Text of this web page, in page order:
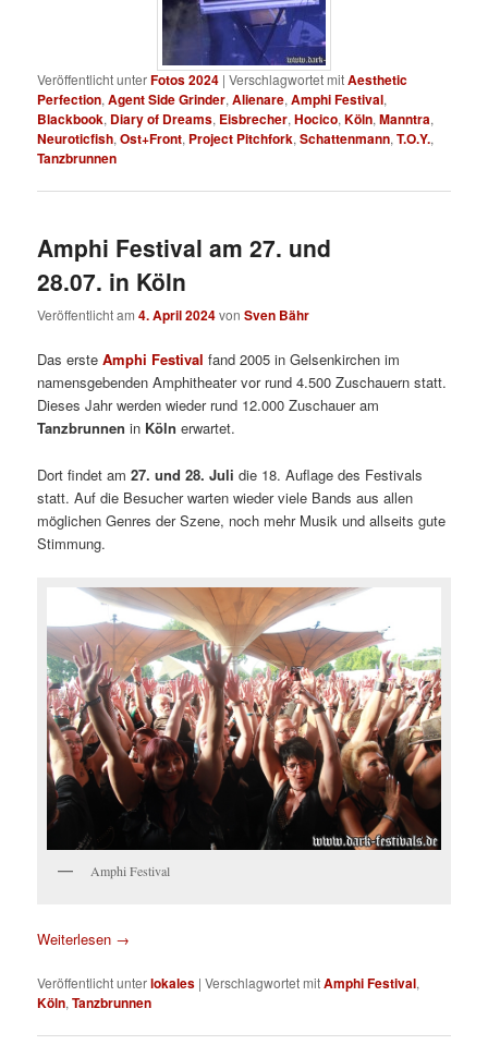
Veröffentlicht unterFotos 2024 |Verschlagwortet mitAesthetic
Perfection,Agent Side Grinder,Alienare,Amphi Festival,
Blackbook, Diary of Dreams, Eisbrecher,Hocico,Köln,Manntra,
Neuroticfish,Ost+Front, Project Pitchfork,Schattenmann,T.O.Y.,
Tanzbrunnen
Amphi Festival am 27. und
28.07. in Köln
Veröffentlicht am4. April 2024vonSven Bähr
Das ersteAmphi Festival fand 2005 in Gelsenkirchen im
namensgebenden Amphitheater vor rund 4.500 Zuschauern statt.
Dieses Jahr werden wieder rund 12.000 Zuschauer am
Tanzbrunnen in Köln erwartet.
Dort findet am27. und 28. Juli die 18. Auflage des Festivals
statt. Auf die Besucher warten wieder viele Bands aus allen
möglichen Genres der Szene, noch mehr Musik und allseits gute
Stimmung.
Amphi Festival
Weiterlesen →
Veröffentlicht unterlokales |Verschlagwortet mitAmphi Festival,
Köln,Tanzbrunnen